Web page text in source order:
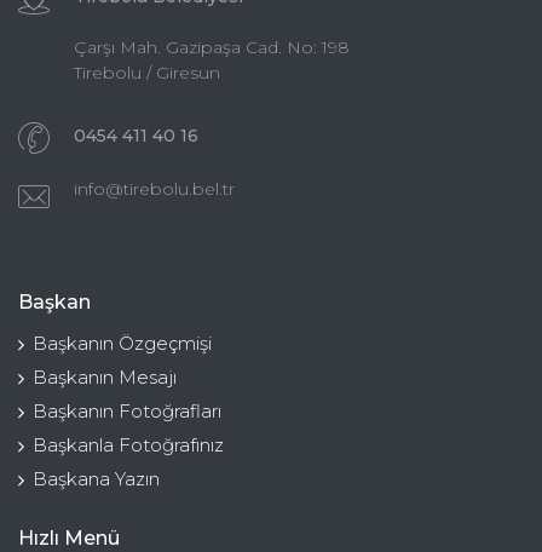
Çarşı Mah. Gazipaşa Cad. No: 198
Tirebolu / Giresun
0454 411 40 16
info@tirebolu.bel.tr
Başkan
Başkanın Özgeçmişi
Başkanın Mesajı
Başkanın Fotoğrafları
Başkanla Fotoğrafınız
Başkana Yazın
Hızlı Menü